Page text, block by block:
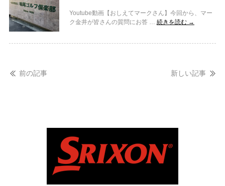
Youtube動画【おしえてマークさん】今回から、マー
ク金井が皆さんの質問にお答 … 続きを読む →
前の記事 新しい記事